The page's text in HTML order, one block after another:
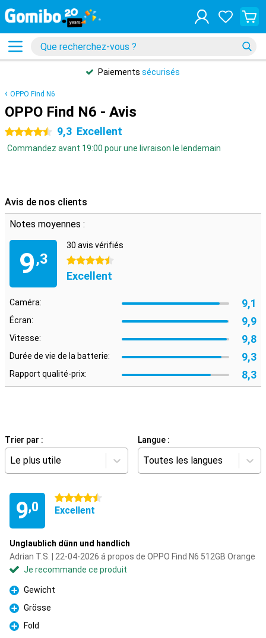
Paiements sécurisés
OPPO Find N6
OPPO Find N6 - Avis
4.5 étoiles 9,3 Excellent
Commandez avant 19:00 pour une livraison le lendemain
Avis de nos clients
Notes moyennes :
9,3
30 avis vérifiés
4.5 étoiles
Excellent
Caméra: 9,1
Écran: 9,9
Vitesse: 9,8
Durée de vie de la batterie: 9,3
Rapport qualité-prix: 8,3
Trier par :
Le plus utile
Langue :
Toutes les langues
9,0
4.5 étoiles
Excellent
Unglaublich dünn und handlich
Adrian T.S. | 22-04-2026 á propos de OPPO Find N6 512GB Orange
Je recommande ce produit
Pour
Gewicht
Pour
Grösse
Pour
Fold